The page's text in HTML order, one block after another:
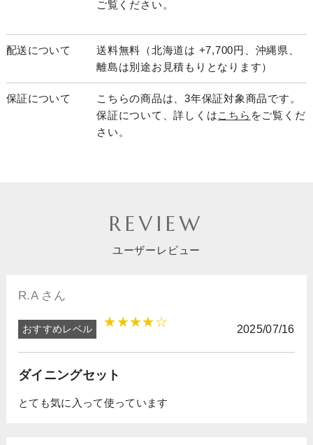
ご覧ください。
配送について
送料無料（北海道は +7,700円、沖縄県、
離島は別途お見積もりとなります）
保証について
こちらの商品は、3年保証対象商品です。
保証について、詳しくはこちら をご覧くだ
さい。
REVIEW
ユーザーレビュー
R.A さん
おすすめレベル ★★★★☆ 2025/07/16
ダイニングセット
とても気に入って使っています